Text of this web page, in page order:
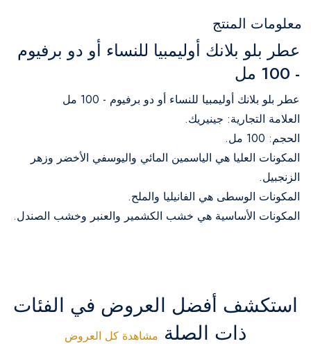
معلومات المنتج
عطر بلو بلانك أوليمبيا للنساء أو دو برفيوم
- 100 مل
عطر بلو بلانك أوليمبيا للنساء أو دو برفيوم - 100 مل
العلامة التجارية: جينيريك.
الحجم: 100 مل.
المكونات العليا هي الياسمين المائي واليوسفي الأخضر وزهر
الزنجبيل.
المكونات الوسطى هي الفانيليا والملح.
المكونات الأساسية هي خشب الكشمير والعنبر وخشب الصندل.
استكشف أفضل العروض في الفئات
ذات الصلة مشاهدة كل العروض